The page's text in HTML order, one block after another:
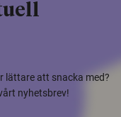
lättare att snacka med?
nyhetsbrev!